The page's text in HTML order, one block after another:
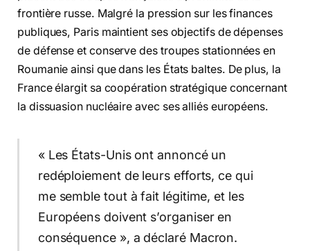
frontière russe. Malgré la pression sur les finances
publiques, Paris maintient ses objectifs de dépenses
de défense et conserve des troupes stationnées en
Roumanie ainsi que dans les États baltes. De plus, la
France élargit sa coopération stratégique concernant
la dissuasion nucléaire avec ses alliés européens.
« Les États-Unis ont annoncé un
redéploiement de leurs efforts, ce qui
me semble tout à fait légitime, et les
Européens doivent s’organiser en
conséquence », a déclaré Macron.